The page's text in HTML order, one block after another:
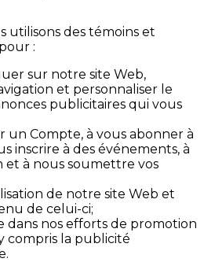
utilisons des témoins et
:
sur notre site Web,
et personnaliser le
publicitaires qui vous
un Compte, à vous abonner à
inscrire à des événements, à
et à nous soumettre vos
de notre site Web et
de celui-ci;
dans nos efforts de promotion
compris la publicité